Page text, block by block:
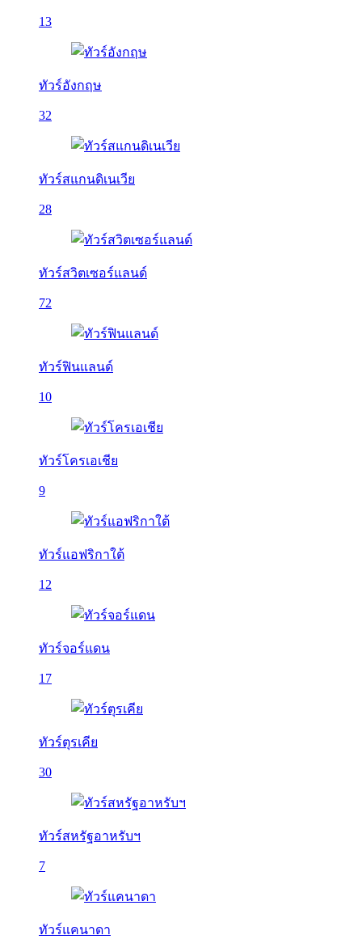
13
ทัวร์อังกฤษ
32
ทัวร์สแกนดิเนเวีย
28
ทัวร์สวิตเซอร์แลนด์
72
ทัวร์ฟินแลนด์
10
ทัวร์โครเอเชีย
9
ทัวร์แอฟริกาใต้
12
ทัวร์จอร์แดน
17
ทัวร์ตุรเคีย
30
ทัวร์สหรัฐอาหรับฯ
7
ทัวร์แคนาดา